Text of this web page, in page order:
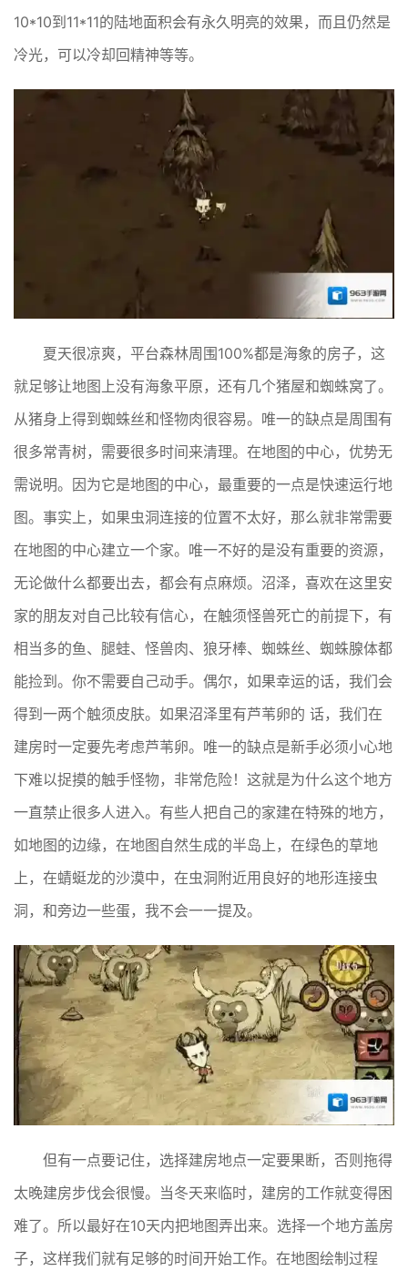
10*10到11*11的陆地面积会有永久明亮的效果，而且仍然是
冷光，可以冷却回精神等等。
夏天很凉爽，平台森林周围100%都是海象的房子，这
就足够让地图上没有海象平原，还有几个猪屋和蜘蛛窝了。
从猪身上得到蜘蛛丝和怪物肉很容易。唯一的缺点是周围有
很多常青树，需要很多时间来清理。在地图的中心，优势无
需说明。因为它是地图的中心，最重要的一点是快速运行地
图。事实上，如果虫洞连接的位置不太好，那么就非常需要
在地图的中心建立一个家。唯一不好的是没有重要的资源，
无论做什么都要出去，都会有点麻烦。沼泽，喜欢在这里安
家的朋友对自己比较有信心，在触须怪兽死亡的前提下，有
相当多的鱼、腿蛙、怪兽肉、狼牙棒、蜘蛛丝、蜘蛛腺体都
能捡到。你不需要自己动手。偶尔，如果幸运的话，我们会
得到一两个触须皮肤。如果沼泽里有芦苇卵的 话，我们在
建房时一定要先考虑芦苇卵。唯一的缺点是新手必须小心地
下难以捉摸的触手怪物，非常危险！这就是为什么这个地方
一直禁止很多人进入。有些人把自己的家建在特殊的地方，
如地图的边缘，在地图自然生成的半岛上，在绿色的草地
上，在蜻蜓龙的沙漠中，在虫洞附近用良好的地形连接虫
洞，和旁边一些蛋，我不会一一提及。
但有一点要记住，选择建房地点一定要果断，否则拖得
太晚建房步伐会很慢。当冬天来临时，建房的工作就变得困
难了。所以最好在10天内把地图弄出来。选择一个地方盖房
子，这样我们就有足够的时间开始工作。在地图绘制过程